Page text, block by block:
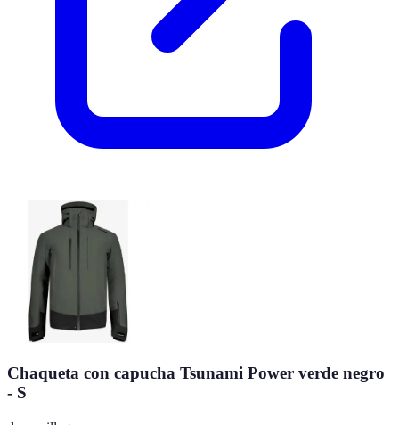
Chaqueta con capucha Tsunami Power verde negro
- S